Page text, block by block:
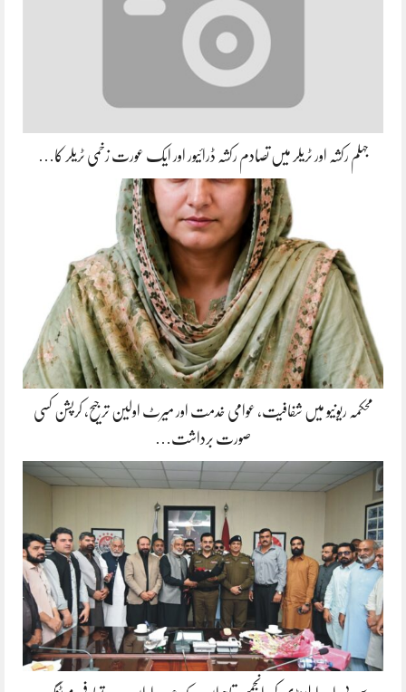
جہلم رکشہ اور ٹریلر میں تصادم رکشہ ڈرائیور اور ایک عورت زخمی ٹریلر کا…
محکمہ ریونیو میں شفافیت، عوامی خدمت اور میرٹ اولین ترجیح، کرپشن کسی
صورت برداشت…